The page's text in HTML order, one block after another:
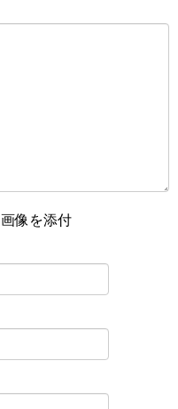
画像を添付